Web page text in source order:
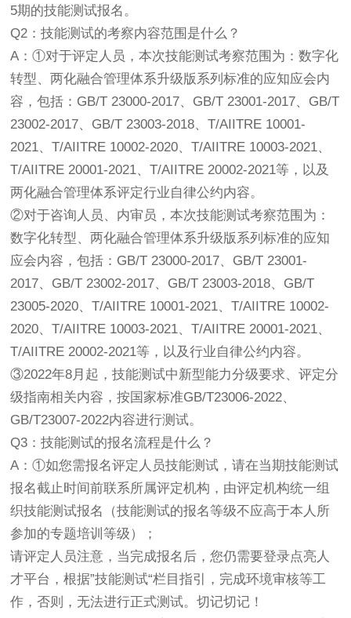
5期的技能测试报名。
Q2：技能测试的考察内容范围是什么？
A：①对于评定人员，本次技能测试考察范围为：数字化
转型、两化融合管理体系升级版系列标准的应知应会内
容，包括：GB/T 23000-2017、GB/T 23001-2017、GB/T
23002-2017、GB/T 23003-2018、T/AIITRE 10001-
2021、T/AIITRE 10002-2020、T/AIITRE 10003-2021、
T/AIITRE 20001-2021、T/AIITRE 20002-2021等，以及
两化融合管理体系评定行业自律公约内容。
②对于咨询人员、内审员，本次技能测试考察范围为：
数字化转型、两化融合管理体系升级版系列标准的应知
应会内容，包括：GB/T 23000-2017、GB/T 23001-
2017、GB/T 23002-2017、GB/T 23003-2018、GB/T
23005-2020、T/AIITRE 10001-2021、T/AIITRE 10002-
2020、T/AIITRE 10003-2021、T/AIITRE 20001-2021、
T/AIITRE 20002-2021等，以及行业自律公约内容。
③2022年8月起，技能测试中新型能力分级要求、评定分
级指南相关内容，按国家标准GB/T23006-2022、
GB/T23007-2022内容进行测试。
Q3：技能测试的报名流程是什么？
A：①如您需报名评定人员技能测试，请在当期技能测试
报名截止时间前联系所属评定机构，由评定机构统一组
织技能测试报名（技能测试的报名等级不应高于本人所
参加的专题培训等级）；
请评定人员注意，当完成报名后，您仍需要登录点亮人
才平台，根据”技能测试“栏目指引，完成环境审核等工
作，否则，无法进行正式测试。切记切记！